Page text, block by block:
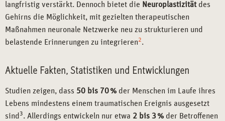
langfristig verstärkt. Dennoch bietet die Neuroplastizitätdes
Gehirns die Möglichkeit, mit gezielten therapeutischen
Maßnahmen neuronale Netzwerke neu zu strukturieren und
belastende Erinnerungen zu integrieren2.
Aktuelle Fakten, Statistiken und Entwicklungen
Studien zeigen, dass 50 bis 70% der Menschen im Laufe ihres
Lebens mindestens einem traumatischen Ereignis ausgesetzt
sind 3. Allerdings entwickeln nur etwa 2 bis 3% der Betroffenen